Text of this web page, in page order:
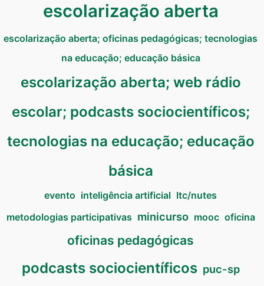
escolarização aberta
escolarização aberta; oficinas pedagógicas; tecnologias
na educação; educação básica
escolarização aberta; web rádio
escolar; podcasts sociocientíficos;
tecnologias na educação; educação
básica
evento inteligência artificial ltc/nutes
metodologias participativas minicurso mooc oficina
oficinas pedagógicas
podcasts sociocientíficos puc-sp